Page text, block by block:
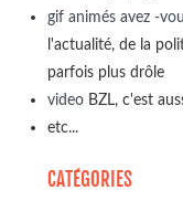
gif animés avez -
l'actualité, de la
parfois plus drôle
videoBZL, c'est
etc...
CATÉGORIES